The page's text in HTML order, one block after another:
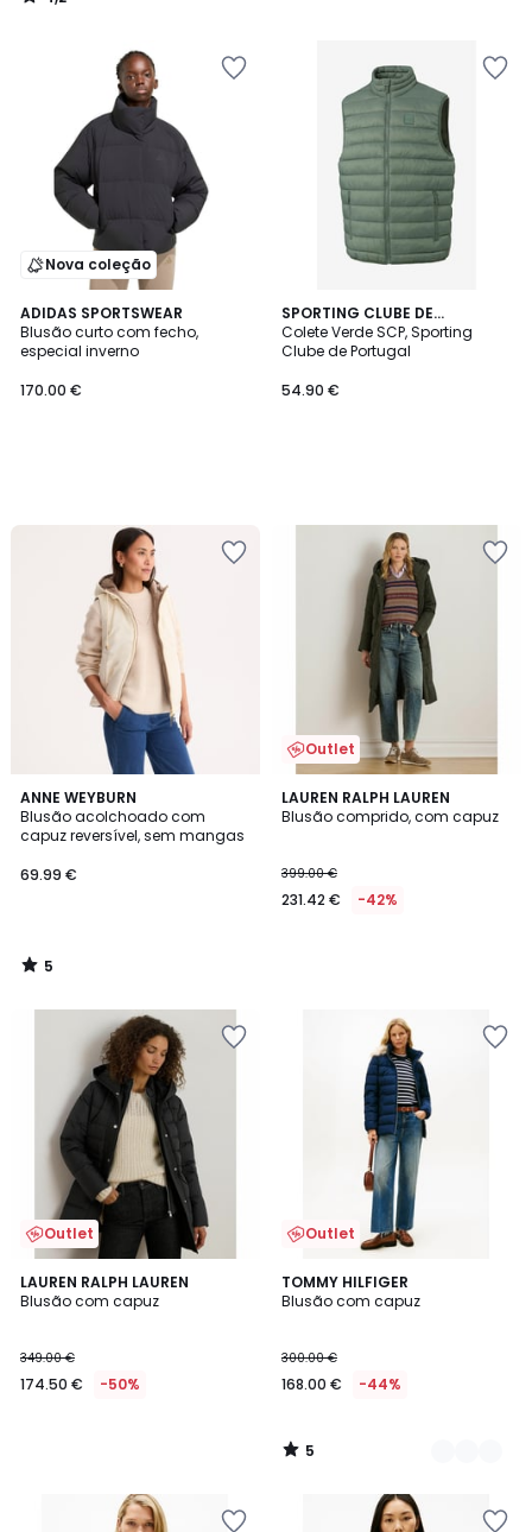
/
Nova coleção
ADIDAS SPORTSWEAR
Blusão curto com fecho,
especial inverno
170.00 €
SPORTING CLUBE DE
PORTUGAL
Colete Verde SCP, Sporting
Clube de Portugal
54.90 €
ANNE WEYBURN
Blusão acolchoado com
capuz reversível, sem mangas
69.99 €
5
/
5
5
/
Outlet
LAUREN RALPH LAUREN
Blusão comprido, com capuz
399.00 €
231.42 € -42%
Outlet
LAUREN RALPH LAUREN
Blusão com capuz
349.00 €
174.50 € -50%
Outlet
TOMMY HILFIGER
Blusão com capuz
300.00 €
168.00 € -44%
5
/
2
Cores
5
/